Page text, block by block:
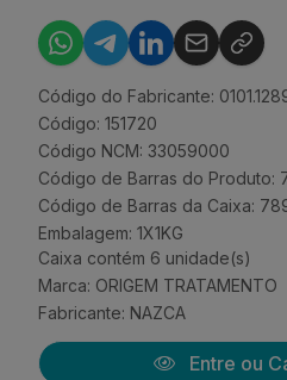
Código do Fabricante:
Código: 151720
Código NCM: 33059000
Código de Barras do Produto:
Código de Barras da Caixa:
Embalagem: 1X1KG
Caixa contém 6 unidade(s)
Marca: ORIGEM TRATAMENTO
Fabricante: NAZCA
Entre ou